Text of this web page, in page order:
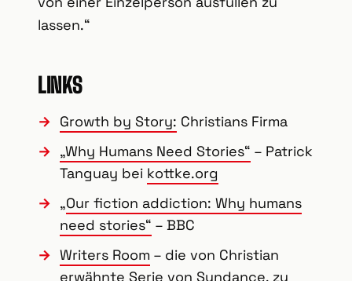
lassen.“
LINKS
Growth by Story: Christians Firma
„Why Humans Need Stories“ – Patrick
Tanguay bei kottke.org
„Our fiction addiction: Why humans
need stories“ – BBC
Writers Room – die von Christian
erwähnte Serie von Sundance, zu